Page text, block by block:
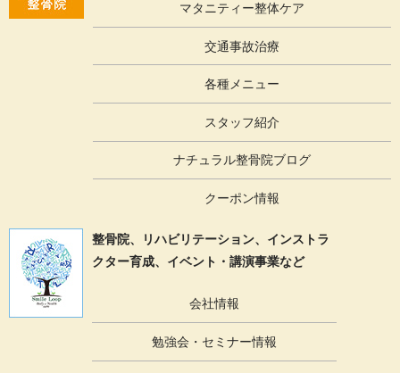
マタニティー整体ケア
交通事故治療
各種メニュー
スタッフ紹介
ナチュラル整骨院ブログ
クーポン情報
整骨院、リハビリテーション、 インストラ
クター育成、イベント・講演事業など
会社情報
勉強会・セミナー情報